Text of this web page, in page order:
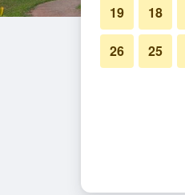
18
19
25
26